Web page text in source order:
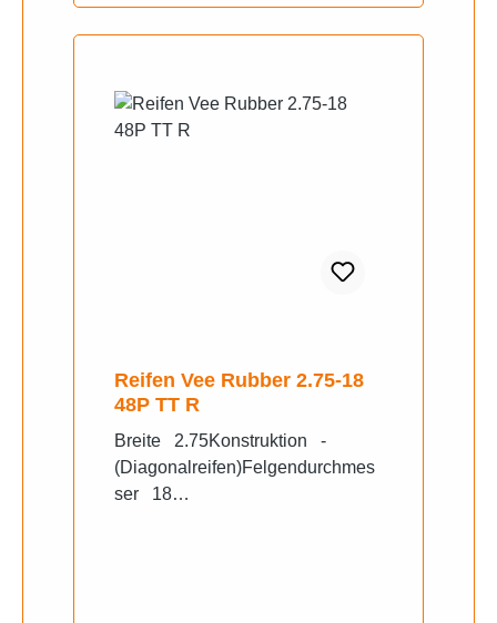
Reifen Vee Rubber 2.75-18
48P TT R
Breite 2.75Konstruktion -
(Diagonalreifen)Felgendurchmes
ser 18